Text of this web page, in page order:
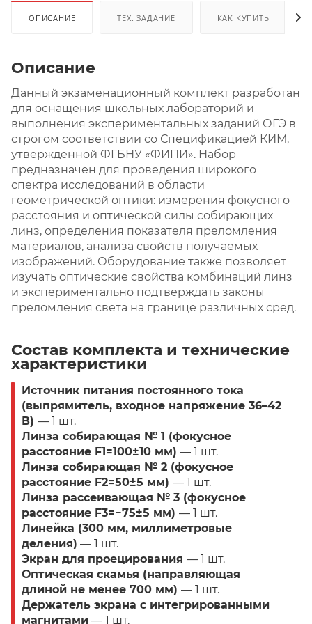
ОПИСАНИЕ ТЕХ. ЗАДАНИЕ КАК КУПИТЬ
Описание
Данный экзаменационный комплект разработан
для оснащения школьных лабораторий и
выполнения экспериментальных заданий ОГЭ в
строгом соответствии со Спецификацией КИМ,
утвержденной ФГБНУ «ФИПИ». Набор
предназначен для проведения широкого
спектра исследований в области
геометрической оптики: измерения фокусного
расстояния и оптической силы собирающих
линз, определения показателя преломления
материалов, анализа свойств получаемых
изображений. Оборудование также позволяет
изучать оптические свойства комбинаций линз
и экспериментально подтверждать законы
преломления света на границе различных сред.
Состав комплекта и технические
характеристики
Источник питания постоянного тока
(выпрямитель, входное напряжение 36–42
В) — 1 шт.
Линза собирающая № 1 (фокусное
расстояние F1=100±10 мм) — 1 шт.
Линза собирающая № 2 (фокусное
расстояние F2=50±5 мм) — 1 шт.
Линза рассеивающая № 3 (фокусное
расстояние F3=−75±5 мм) — 1 шт.
Линейка (300 мм, миллиметровые
деления) — 1 шт.
Экран для проецирования — 1 шт.
Оптическая скамья (направляющая
длиной не менее 700 мм) — 1 шт.
Держатель экрана с интегрированными
магнитами — 1 шт.